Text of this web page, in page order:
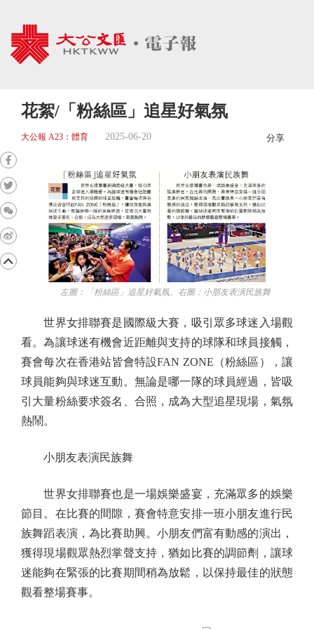
花絮/「粉絲區」追星好氣氛
大公報 A23：體育 2025-06-20 分享
左圖：「粉絲區」追星好氣氛、右圖：小朋友表演民族舞
世界女排聯賽是國際級大賽，吸引眾多球迷入場觀
看。為讓球迷有機會近距離與支持的球隊和球員接觸，
賽會每次在香港站皆會特設FAN ZONE（粉絲區），讓
球員能夠與球迷互動。無論是哪一隊的球員經過，皆吸
引大量粉絲要求簽名、合照，成為大型追星現場，氣氛
熱鬧。
小朋友表演民族舞
世界女排聯賽也是一場娛樂盛宴，充滿眾多的娛樂
節目。在比賽的間隙，賽會特意安排一班小朋友進行民
族舞蹈表演，為比賽助興。小朋友們富有動感的演出，
獲得現場觀眾熱烈掌聲支持，猶如比賽的調節劑，讓球
迷能夠在緊張的比賽期間稍為放鬆，以保持最佳的狀態
觀看整場賽事。